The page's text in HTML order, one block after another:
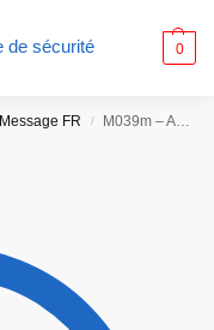
0
Message FR / M039m – Abaisser l’embarcation de sauvetage à l’eau dans l’ordre de lancement